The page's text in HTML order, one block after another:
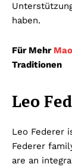
haben.
Für Mehr
Traditionen
Leo
Leo Federer
Federer
are an